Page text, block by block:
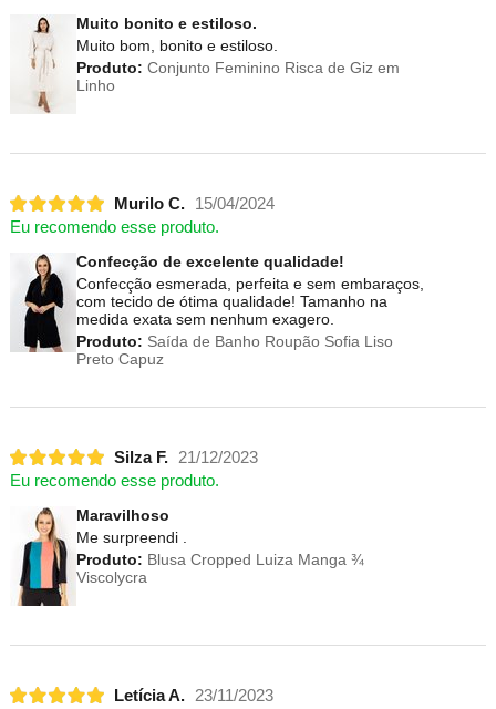
Muito bonito e estiloso.
Muito bom, bonito e estiloso.
Produto: Conjunto Feminino Risca de Giz em
Linho
Murilo C.
15/04/2024
Eu recomendo esse produto.
Confecção de excelente qualidade!
Confecção esmerada, perfeita e sem embaraços,
com tecido de ótima qualidade! Tamanho na
medida exata sem nenhum exagero.
Produto: Saída de Banho Roupão Sofia Liso
Preto Capuz
Silza F.
21/12/2023
Eu recomendo esse produto.
Maravilhoso
Me surpreendi .
Produto: Blusa Cropped Luiza Manga ¾
Viscolycra
Letícia A.
23/11/2023